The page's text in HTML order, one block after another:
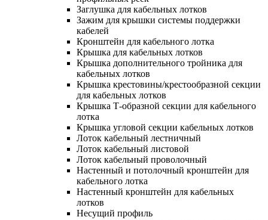
Заглушка для кабельных лотков
Зажим для крышки системы поддержки
кабелей
Кронштейн для кабельного лотка
Крышка для кабельных лотков
Крышка дополнительного тройника для
кабельных лотков
Крышка крестовины/крестообразной секции
для кабельных лотков
Крышка Т-образной секции для кабельного
лотка
Крышка угловой секции кабельных лотков
Лоток кабельный лестничный
Лоток кабельный листовой
Лоток кабельный проволочный
Настенный и потолочный кронштейн для
кабельного лотка
Настенный кронштейн для кабельных
лотков
Несущий профиль